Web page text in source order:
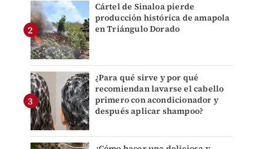
Cártel de Sinaloa pierde
producción histórica de amapola
en Triángulo Dorado
¿Para qué sirve y por qué
recomiendan lavarse el cabello
primero con acondicionador y
después aplicar shampoo?